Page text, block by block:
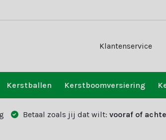
Klantenservice
Kerstballen Kerstboomversiering
Betaal zoals jij dat wilt: vooraf of